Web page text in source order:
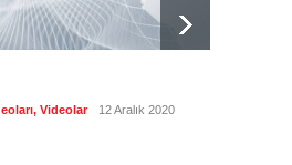
, Videolar 12 Aralık 2020